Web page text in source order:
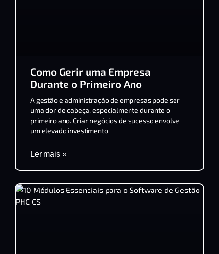
Como Gerir uma Empresa
Durante o Primeiro Ano
A gestão e administração de empresas pode ser
uma dor de cabeça, especialmente durante o
primeiro ano. Criar negócios de sucesso envolve
um elevado investimento
Ler mais »